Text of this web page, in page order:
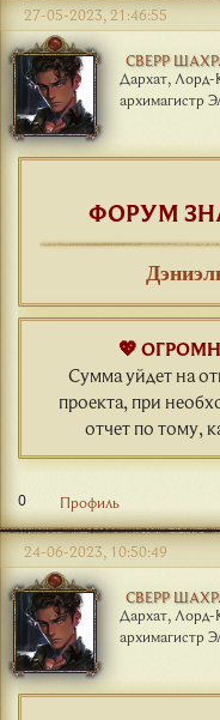
СВЕРР
Дархат, Лорд-
архимагистр
27-05-2023, 21:46:55
ФОРУМ
💖
Сумма уйдет на
проекта, при
отчет по тому,
0 Профиль
СВЕРР
Дархат, Лорд-
архимагистр
24-06-2023, 10:50:49